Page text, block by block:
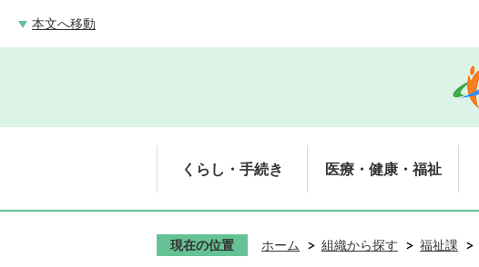
本文へ移動
くらし・手続き 医療・健康・福祉
現在の位置 ホーム 組織から探す 福祉課